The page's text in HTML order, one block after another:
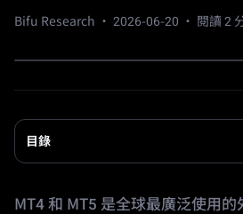
Bifu Research · 2026-06-20 · 閱讀 2
目錄
MT4 和 MT5 是全球最廣泛使用